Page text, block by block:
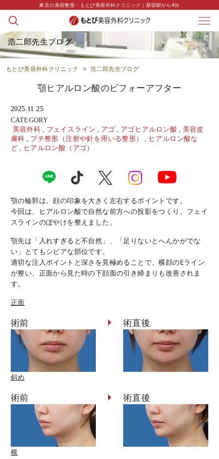
東京の美容整形・もとび美容外科クリニック｜新宿駅から4分
浩二郎先生ブログ
もとび美容外科クリニック > 浩二郎先生ブログ
顎ヒアルロン酸のビフォーアフター
2025.11.25
CATEGORY
美容外科
フェイスライン アゴ アゴヒアルロン酸
美容皮
膚科
プチ整形（注射や針を用いる整形）
ヒアルロン酸な
ど
ヒアルロン酸（アゴ）
顎の輪郭は、顔の印象を大きく左右するポイントです。
今回は、ヒアルロン酸で自然な前方への投影をつくり、フェイ
スラインのぼやけを整えました。
顎先は「入れすぎると不自然」、「足りないとへんかがでな
い」とてもシビアな部位です。
適切な注入ポイントと深さを見極めることで、横顔のEライン
が整い、正面から見た時の下顔面の引き締まりも改善されま
す。
正面
術前 術直後
斜め
術前 術直後
横